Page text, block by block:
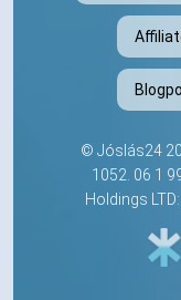
© Jóslás24
1052. 06 1
Holdings